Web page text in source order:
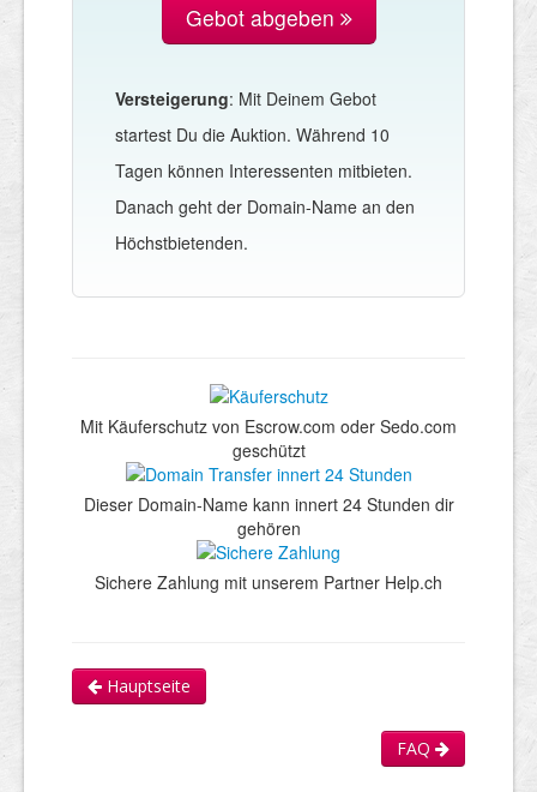
Gebot abgeben
Versteigerung: Mit Deinem Gebot
startest Du die Auktion. Während 10
Tagen können Interessenten mitbieten.
Danach geht der Domain-Name an den
Höchstbietenden.
Mit Käuferschutz von Escrow.com oder Sedo.com
geschützt
Dieser Domain-Name kann innert 24 Stunden dir
gehören
Sichere Zahlung mit unserem Partner Help.ch
Hauptseite
FAQ